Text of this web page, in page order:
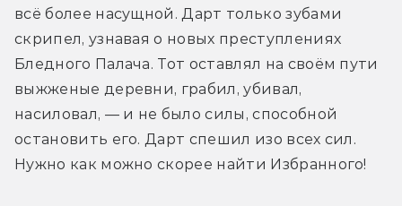
всё более насущной. Дарт только зубами
скрипел, узнавая о новых преступлениях
Бледного Палача. Тот оставлял на своём пути
выжженые деревни, грабил, убивал,
насиловал, — и не было силы, способной
остановить его. Дарт спешил изо всех сил.
Нужно как можно скорее найти Избранного!